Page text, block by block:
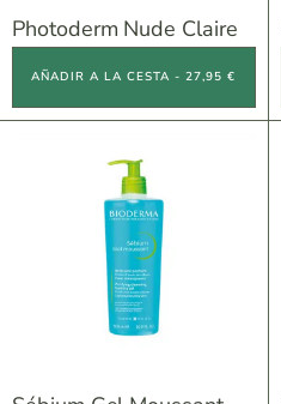
Photoderm Nude Claire
AÑADIR A LA CESTA - 27,95 €